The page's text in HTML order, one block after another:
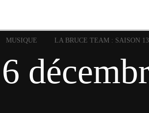
MUSIQUE LA BRUCE TEAM : SAISON 13
6
Mangas Marvel Mattie boy Musique
Panini Présence
Punisher Rock Semic Special Guest Superman
Teamup Tornado Urban Vertigo xmen